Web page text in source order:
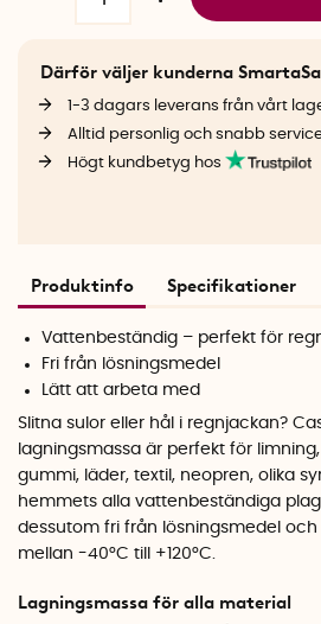
Därför väljer kunderna
1-3 dagars leverans från vårt
Alltid personlig och snabb
Högt kundbetyg hos
Produktinfo Specifikationer
Vattenbeständig – perfekt för
Fri från lösningsmedel
Lätt att arbeta med
Slitna sulor eller hål i regnjackan?
lagningsmassa är perfekt för
gummi, läder, textil, neopren, olika
hemmets alla vattenbeständiga
dessutom fri från lösningsmedel
mellan -40°C till +120°C.
Lagningsmassa för alla material